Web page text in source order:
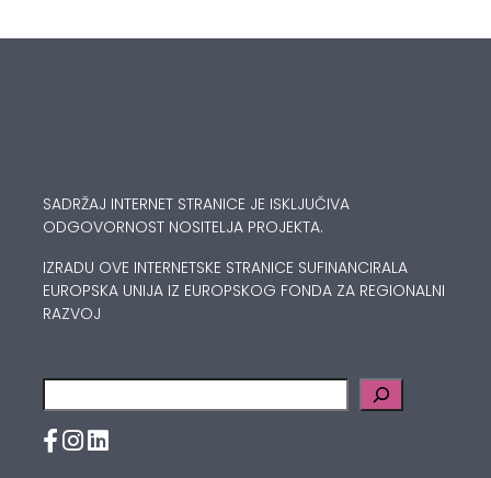
SADRŽAJ INTERNET STRANICE JE ISKLJUČIVA
ODGOVORNOST NOSITELJA PROJEKTA.
IZRADU OVE INTERNETSKE STRANICE SUFINANCIRALA
EUROPSKA UNIJA IZ EUROPSKOG FONDA ZA REGIONALNI
RAZVOJ
Pretraga